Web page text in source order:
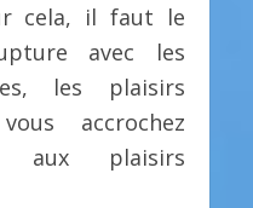
cela, il faut le
avec les
les plaisirs
accrochez
aux plaisirs